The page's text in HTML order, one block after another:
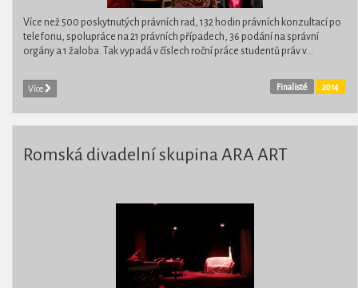
Více než 500 poskytnutých právních rad, 132 hodin právních konzultací po
telefonu, spolupráce na 21 právních případech, 36 podání na správní
orgány a 1 žaloba. Tak vypadá v číslech roční práce studentů práv v...
Více 2014
Finalisté
Romská divadelní skupina ARA ART